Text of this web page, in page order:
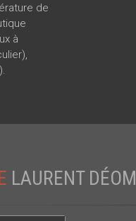
de
à
LAURENT DÉOM